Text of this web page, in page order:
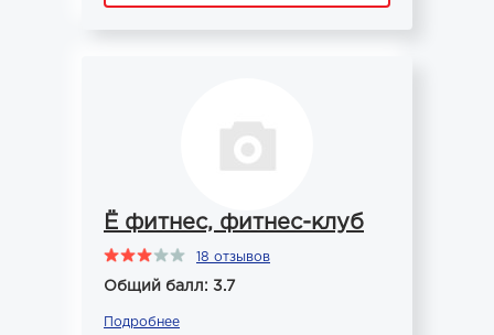
Ё фитнес, фитнес-клуб
18 отзывов
Общий балл: 3.7
Подробнее